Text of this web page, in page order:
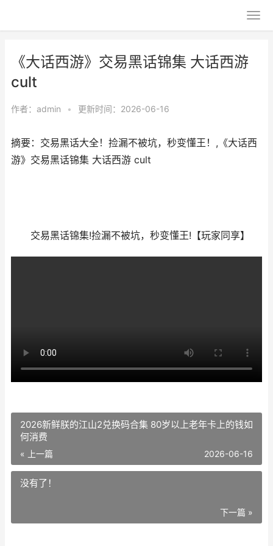
《大话西游》交易黑话锦集 大话西游
cult
作者： admin • 更新时间：2026-06-16
摘要：交易黑话大全！捡漏不被坑，秒变懂王！,《大话西
游》交易黑话锦集 大话西游 cult
交易黑话锦集!捡漏不被坑，秒变懂王!【玩家同享】
2026新鲜朕的江山2兑换码合集 80岁以上老年卡上的钱如
何消费
« 上一篇 2026-06-16
没有了！
下一篇 »